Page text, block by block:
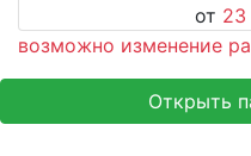
от 23
возможно изменение
Открыть